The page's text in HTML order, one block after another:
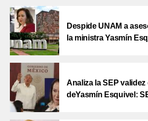
Despide UNAM a
la ministra Yasmín
Analiza la SEP
deYasmín Esquivel: